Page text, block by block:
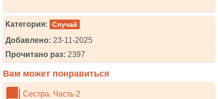
Категория: Случай
Добавлено: 23-11-2025
Прочитано раз: 2397
Вам может понравиться
Сестра. Часть 2